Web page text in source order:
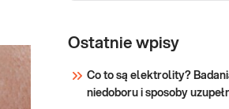
simplex
(HSV-
1/2) IgM
Herpes simplex virus
przeciwciał IgM
wirusa opryszczki
Ostatnie wpisy
Co to są elektrolity?
niedoboru i sposoby